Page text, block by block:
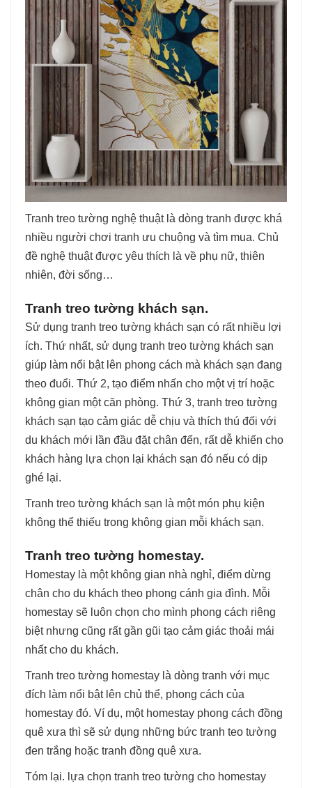
Tranh treo tường nghệ thuật là dòng tranh được khá
nhiều người chơi tranh ưu chuộng và tìm mua. Chủ
đề nghệ thuật được yêu thích là về phụ nữ, thiên
nhiên, đời sống…
Tranh treo tường khách sạn.
Sử dụng tranh treo tường khách sạn có rất nhiều lợi
ích. Thứ nhất, sử dụng tranh treo tường khách sạn
giúp làm nổi bật lên phong cách mà khách sạn đang
theo đuổi. Thứ 2, tạo điểm nhấn cho một vị trí hoặc
không gian một căn phòng. Thứ 3, tranh treo tường
khách sạn tạo cảm giác dễ chịu và thích thú đối với
du khách mới lần đầu đặt chân đến, rất dễ khiến cho
khách hàng lựa chọn lại khách sạn đó nếu có dịp
ghé lại.
Tranh treo tường khách sạn là một món phụ kiện
không thể thiếu trong không gian mỗi khách sạn.
Tranh treo tường homestay.
Homestay là một không gian nhà nghỉ, điểm dừng
chân cho du khách theo phong cánh gia đình. Mỗi
homestay sẽ luôn chọn cho mình phong cách riêng
biệt nhưng cũng rất gần gũi tạo cảm giác thoải mái
nhất cho du khách.
Tranh treo tường homestay là dòng tranh với mục
đích làm nổi bật lên chủ thể, phong cách của
homestay đó. Ví dụ, một homestay phong cách đồng
quê xưa thì sẽ sử dụng những bức tranh teo tường
đen trắng hoặc tranh đồng quê xưa.
Tóm lại. lựa chọn tranh treo tường cho homestay